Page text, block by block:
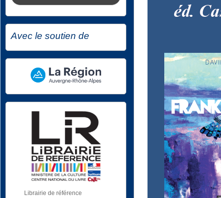
Avec le soutien de
Librairie de référence